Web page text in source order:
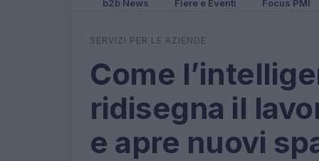
b2b News Fiere e Eventi Focus PMI
SERVIZI PER LE AZIENDE
Come
ridisegna il
e apre nuovi